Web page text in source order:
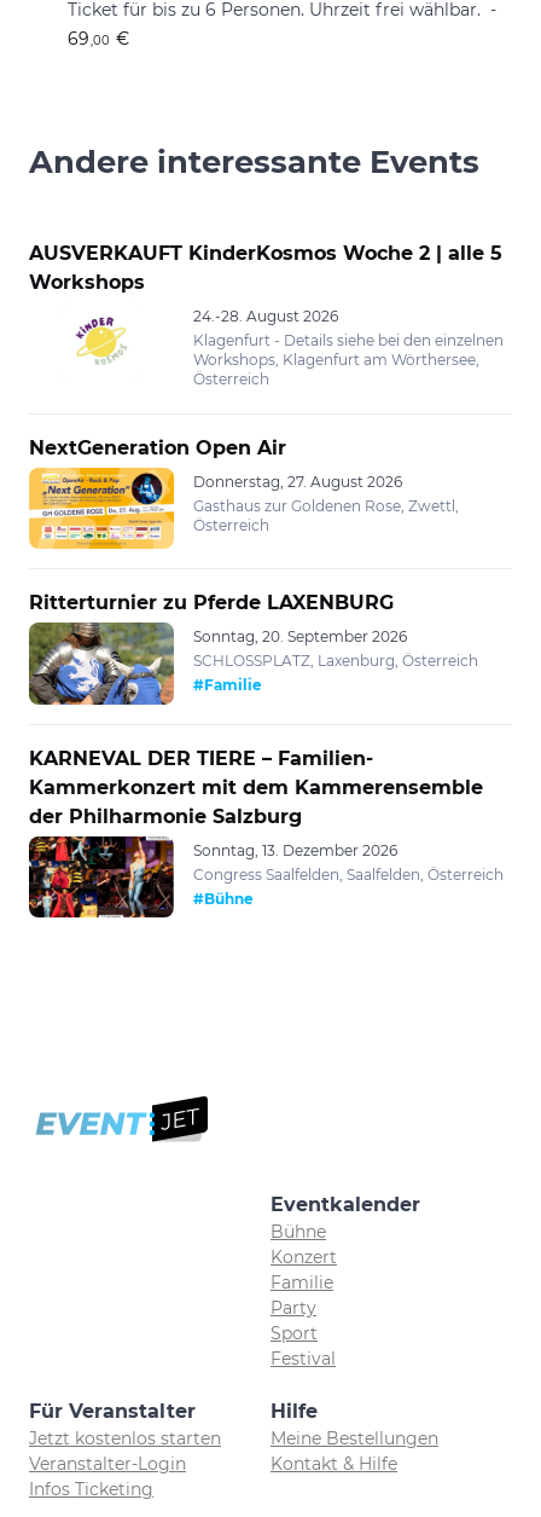
Ticket für bis zu 6 Personen. Uhrzeit frei wählbar.
69 ,00 €
Andere interessante Events
AUSVERKAUFT KinderKosmos Woche 2 | alle 5
Workshops
24.-28. August 2026
Klagenfurt - Details siehe bei den einzelnen
Workshops, Klagenfurt am Wörthersee,
Österreich
NextGeneration Open Air
Donnerstag, 27. August 2026
Gasthaus zur Goldenen Rose, Zwettl,
Österreich
Ritterturnier zu Pferde LAXENBURG
Sonntag, 20. September 2026
SCHLOSSPLATZ, Laxenburg, Österreich
#Familie
KARNEVAL DER TIERE – Familien-
Kammerkonzert mit dem Kammerensemble
der Philharmonie Salzburg
Sonntag, 13. Dezember 2026
Congress Saalfelden, Saalfelden, Österreich
#Bühne
Eventkalender
Bühne
Konzert
Familie
Party
Sport
Festival
Für Veranstalter
Jetzt kostenlos starten
Veranstalter-Login
Infos Ticketing
Hilfe
Meine Bestellungen
Kontakt & Hilfe